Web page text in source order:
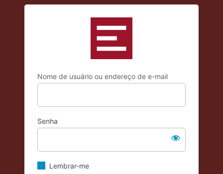
Acessar
Nome de usuário ou endereço de e-mail
Senha
Lembrar-me